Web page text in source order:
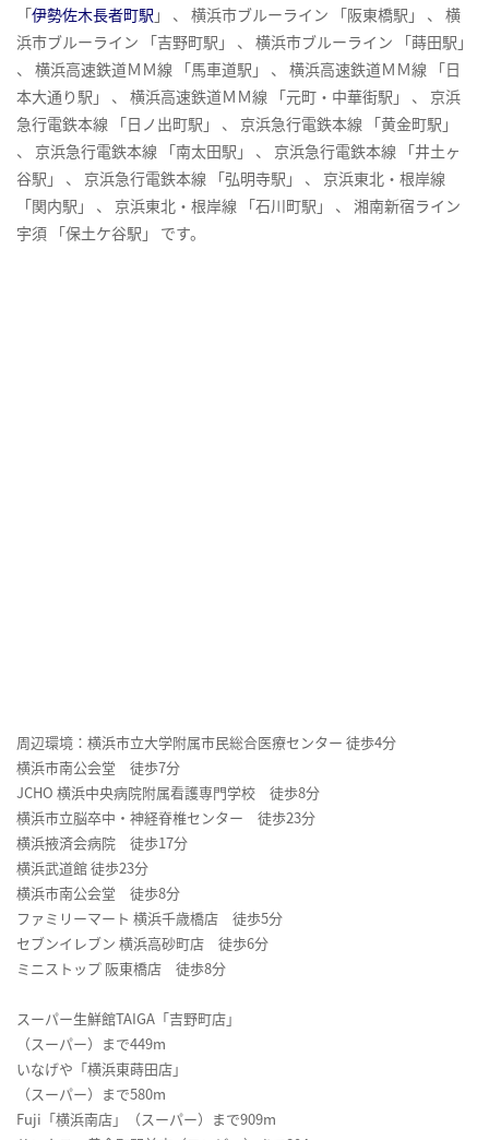
「伊勢佐木長者町駅 」 、 横浜市ブルーライン 「阪東橋駅」 、 横
浜市ブルーライン 「吉野町駅」 、 横浜市ブルーライン 「蒔田駅」
、 横浜高速鉄道ＭＭ線 「馬車道駅」 、 横浜高速鉄道ＭＭ線 「日
本大通り駅」 、 横浜高速鉄道ＭＭ線 「元町・中華街駅」 、 京浜
急行電鉄本線 「日ノ出町駅」 、 京浜急行電鉄本線 「黄金町駅」
、 京浜急行電鉄本線 「南太田駅」 、 京浜急行電鉄本線 「井土ヶ
谷駅」 、 京浜急行電鉄本線 「弘明寺駅」 、 京浜東北・根岸線
「関内駅」 、 京浜東北・根岸線 「石川町駅」 、 湘南新宿ライン
宇須 「保土ケ谷駅」 です。
周辺環境：横浜市立大学附属市民総合医療センター 徒歩4分
横浜市南公会堂 徒歩7分
JCHO 横浜中央病院附属看護専門学校 徒歩8分
横浜市立脳卒中・神経脊椎センター 徒歩23分
横浜掖済会病院 徒歩17分
横浜武道館 徒歩23分
横浜市南公会堂 徒歩8分
ファミリーマート 横浜千歳橋店 徒歩5分
セブンイレブン 横浜高砂町店 徒歩6分
ミニストップ 阪東橋店 徒歩8分
スーパー生鮮館TAIGA「吉野町店」
（スーパー）まで449m
いなげや「横浜東蒔田店」
（スーパー）まで580m
Fuji「横浜南店」（スーパー）まで909m